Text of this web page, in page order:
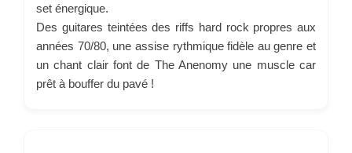
set énergique.
Des guitares teintées des riffs hard rock propres aux
années 70/80, une assise rythmique fidèle au genre et
un chant clair font de The Anenomy une muscle car
prêt à bouffer du pavé !